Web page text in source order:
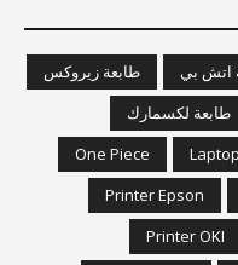
اتش بي
طابعة زيروكس
طابعة لكسمارك
One Piece
Printer Epson
Printer OKI